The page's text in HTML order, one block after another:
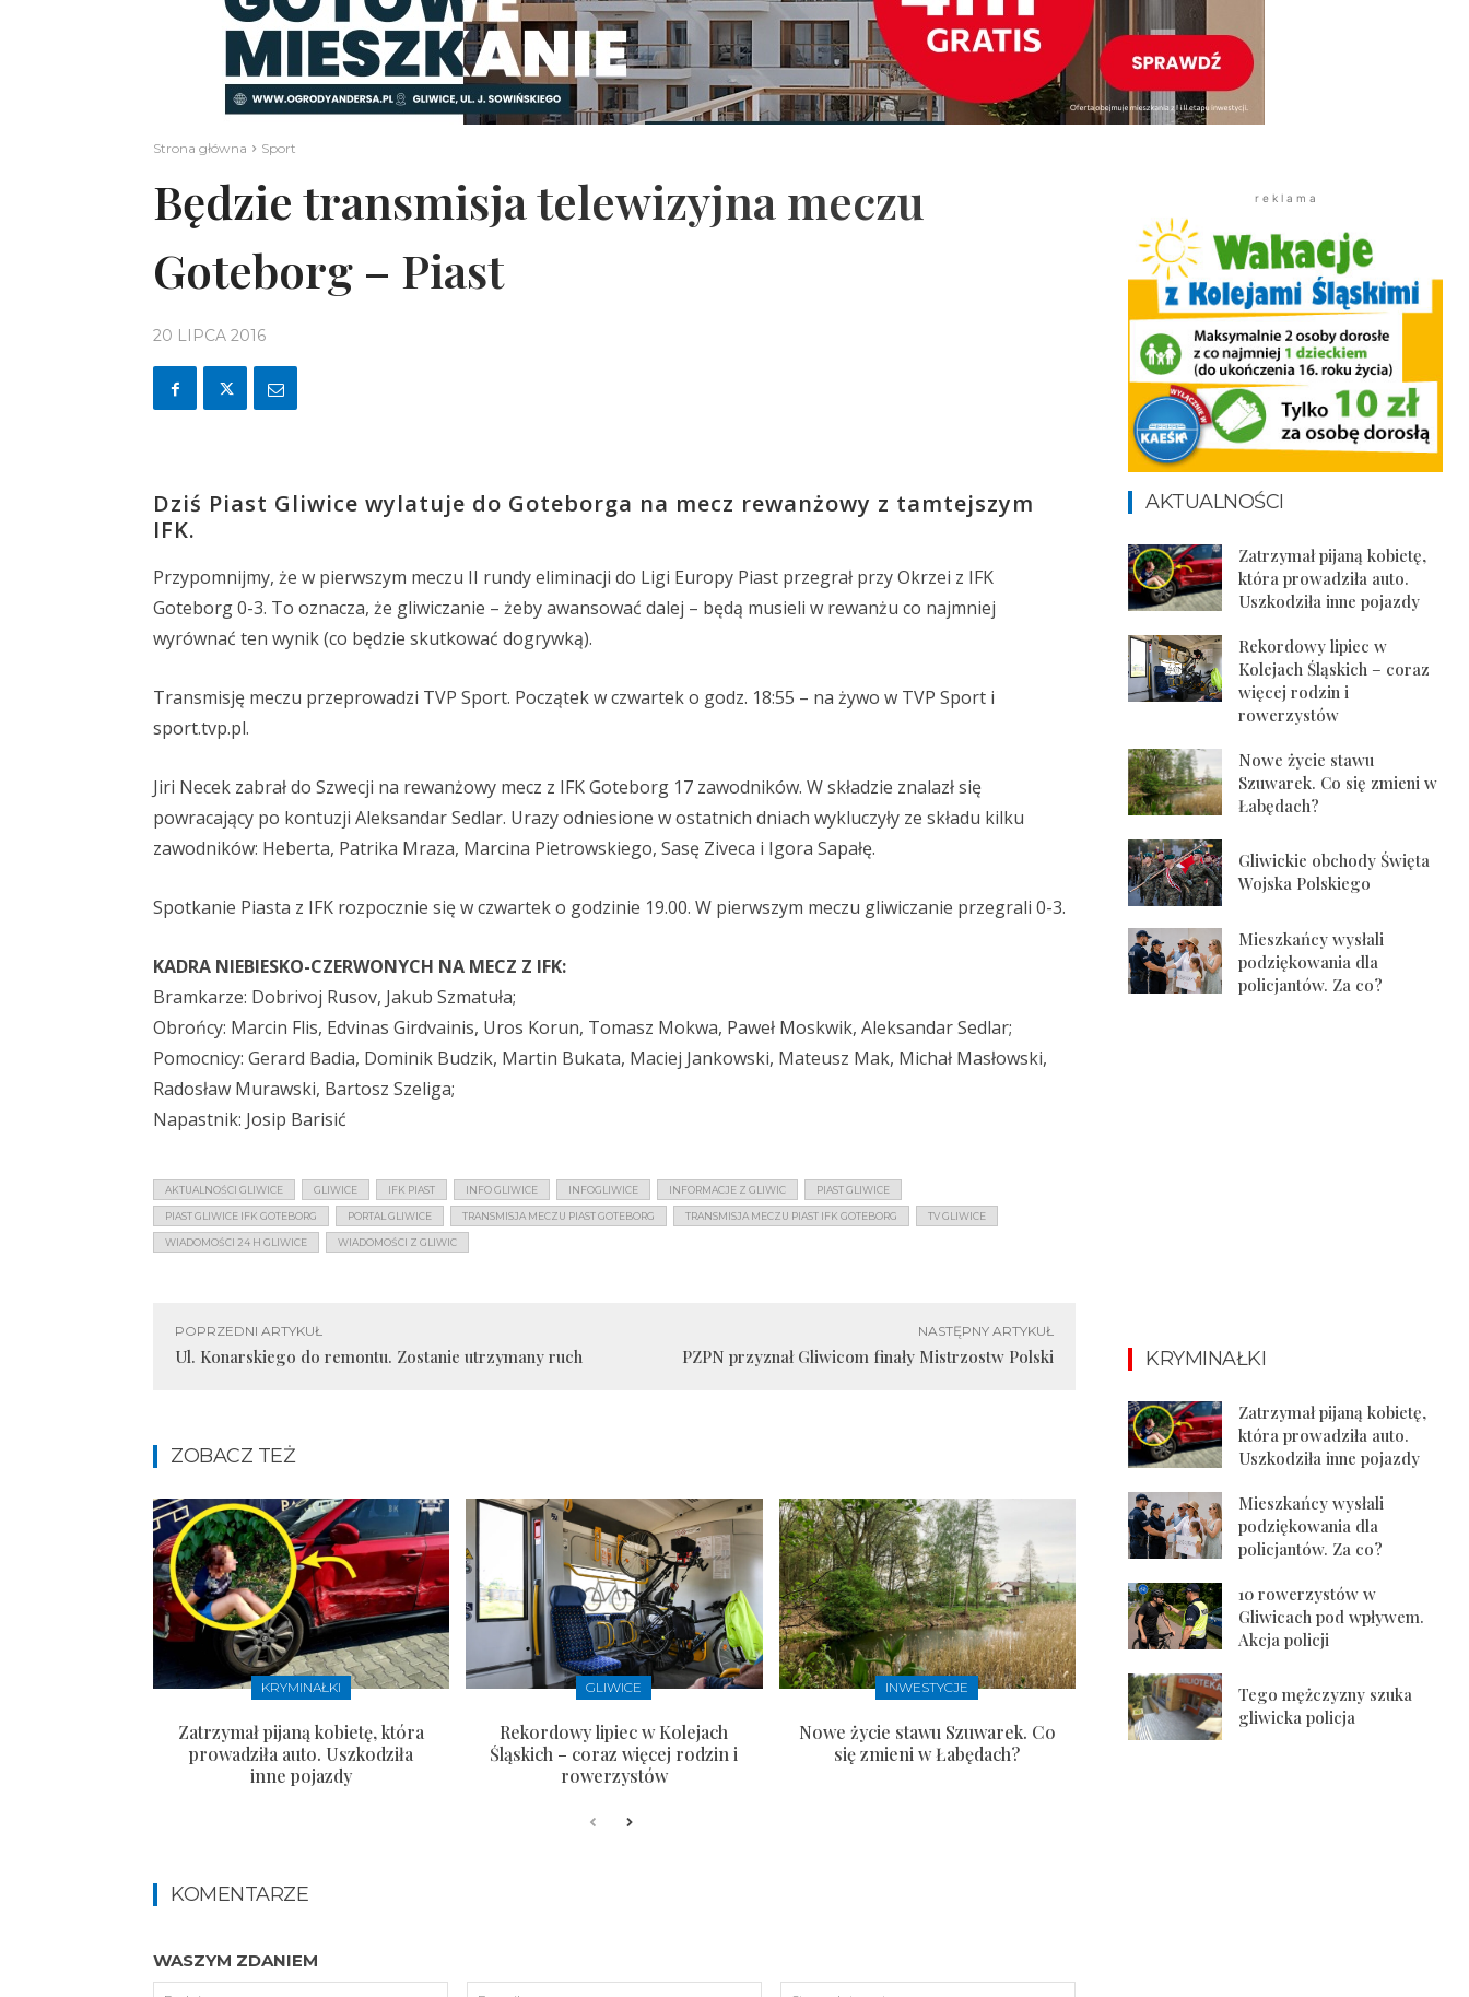
Strona główna Sport
Będzie transmisja telewizyjna meczu
Goteborg – Piast
20 LIPCA 2016
Dziś Piast Gliwice wylatuje do Goteborga na mecz rewanżowy z tamtejszym
IFK.
Przypomnijmy, że w pierwszym meczu II rundy eliminacji do Ligi Europy Piast przegrał przy Okrzei z IFK
Goteborg 0-3. To oznacza, że gliwiczanie – żeby awansować dalej – będą musieli w rewanżu co najmniej
wyrównać ten wynik (co będzie skutkować dogrywką).
Transmisję meczu przeprowadzi TVP Sport. Początek w czwartek o godz. 18:55 – na żywo w TVP Sport i
sport.tvp.pl.
Jiri Necek zabrał do Szwecji na rewanżowy mecz z IFK Goteborg 17 zawodników. W składzie znalazł się
powracający po kontuzji Aleksandar Sedlar. Urazy odniesione w ostatnich dniach wykluczyły ze składu kilku
zawodników: Heberta, Patrika Mraza, Marcina Pietrowskiego, Sasę Ziveca i Igora Sapałę.
Spotkanie Piasta z IFK rozpocznie się w czwartek o godzinie 19.00. W pierwszym meczu gliwiczanie przegrali 0-3.
KADRA NIEBIESKO-CZERWONYCH NA MECZ Z IFK:
Bramkarze: Dobrivoj Rusov, Jakub Szmatuła;
Obrońcy: Marcin Flis, Edvinas Girdvainis, Uros Korun, Tomasz Mokwa, Paweł Moskwik, Aleksandar Sedlar;
Pomocnicy: Gerard Badia, Dominik Budzik, Martin Bukata, Maciej Jankowski, Mateusz Mak, Michał Masłowski,
Radosław Murawski, Bartosz Szeliga;
Napastnik: Josip Barisić
AKTUALNOŚCI GLIWICE GLIWICE IFK PIAST INFO GLIWICE INFOGLIWICE INFORMACJE Z GLIWIC PIAST GLIWICE
PIAST GLIWICE IFK GOTEBORG PORTAL GLIWICE TRANSMISJA MECZU PIAST GOTEBORG TRANSMISJA MECZU PIAST IFK GOTEBORG TV GLIWICE
WIADOMOŚCI 24 H GLIWICE WIADOMOŚCI Z GLIWIC
POPRZEDNI ARTYKUŁ
Ul. Konarskiego do remontu. Zostanie utrzymany ruch
NASTĘPNY ARTYKUŁ
PZPN przyznał Gliwicom finały Mistrzostw Polski
ZOBACZ TEŻ
KRYMINAŁKI
Zatrzymał pijaną kobietę, która
prowadziła auto. Uszkodziła
inne pojazdy
GLIWICE
Rekordowy lipiec w Kolejach
Śląskich – coraz więcej rodzin i
rowerzystów
INWESTYCJE
Nowe życie stawu Szuwarek. Co
się zmieni w Łabędach?
KOMENTARZE
WASZYM ZDANIEM
Podpis:
r e k l a m a
AKTUALNOŚCI
Zatrzymał pijaną kobietę,
która prowadziła auto.
Uszkodziła inne pojazdy
Rekordowy lipiec w
Kolejach Śląskich – coraz
więcej rodzin i
rowerzystów
Nowe życie stawu
Szuwarek. Co się zmieni w
Łabędach?
Gliwickie obchody Święta
Wojska Polskiego
Mieszkańcy wysłali
podziękowania dla
policjantów. Za co?
KRYMINAŁKI
Zatrzymał pijaną kobietę,
która prowadziła auto.
Uszkodziła inne pojazdy
Mieszkańcy wysłali
podziękowania dla
policjantów. Za co?
10 rowerzystów w
Gliwicach pod wpływem.
Akcja policji
Tego mężczyzny szuka
gliwicka policja